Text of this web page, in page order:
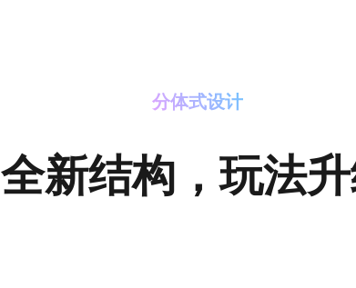
分体式设计
全新结构，玩法